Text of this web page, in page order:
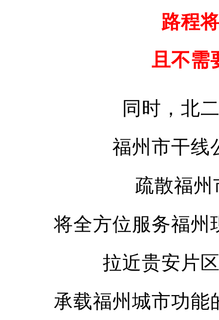
路程
且不需
同时，北
福州市干线
疏散福州
将全方位服务福
拉近贵安片
承载福州城市功